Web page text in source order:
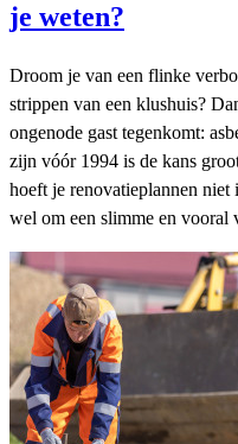
je weten?
Droom je van een flinke
strippen van een klushuis?
ongenode gast tegenkomt:
zijn vóór 1994 is de kans
hoeft je renovatieplannen niet
wel om een slimme en vooral